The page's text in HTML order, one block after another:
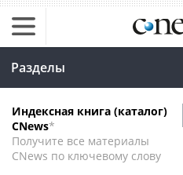
Разделы
Индексная книга (каталог)
CNews*
Получите все материалы
CNews по ключевому слову